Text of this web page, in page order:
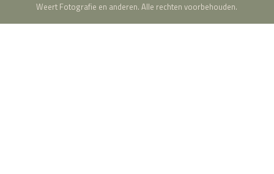
Weert Fotografie en anderen. Alle rechten voorbehouden.